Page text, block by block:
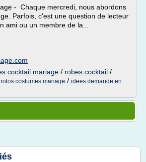
- Chaque mercredi, nous abordons
Parfois, c'est une question de lecteur
ami ou un membre de la...
cocktail mariage / robes cocktail /
costumes mariage / idees demande en